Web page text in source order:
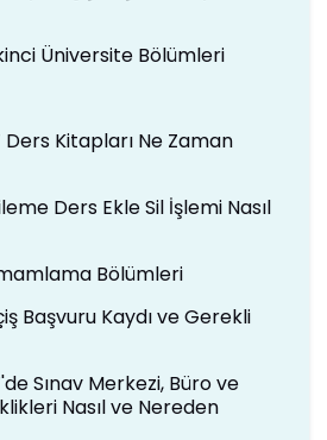
Üniversite Bölümleri
Ders Kitapları Ne Zaman
Ders Ekle Sil İşlemi Nasıl
Bölümleri
Başvuru Kaydı ve Gerekli
Sınav Merkezi, Büro ve
Nasıl ve Nereden